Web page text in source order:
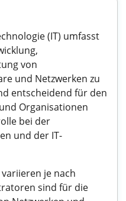
(IT) umfasst
von
und Netzwerken zu
entscheidend für den
Organisationen
bei der
und der IT-
je nach
sind für die